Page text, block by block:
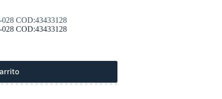
COD:43433128
COD:43433128